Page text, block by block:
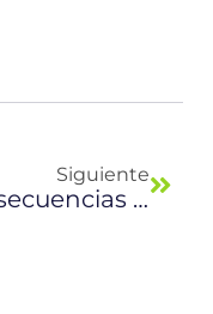
Siguiente
Consecuencias Del Descuido De Tirar La Basura En Vertederos Ilegales